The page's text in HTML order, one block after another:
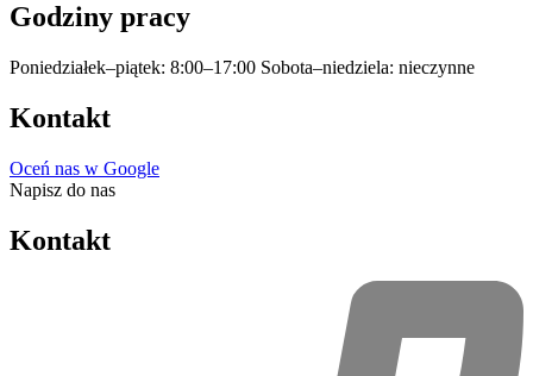
Godziny pracy
Poniedziałek–piątek: 8:00–17:00 Sobota–niedziela: nieczynne
Kontakt
Oceń nas w Google
Napisz do nas
Kontakt